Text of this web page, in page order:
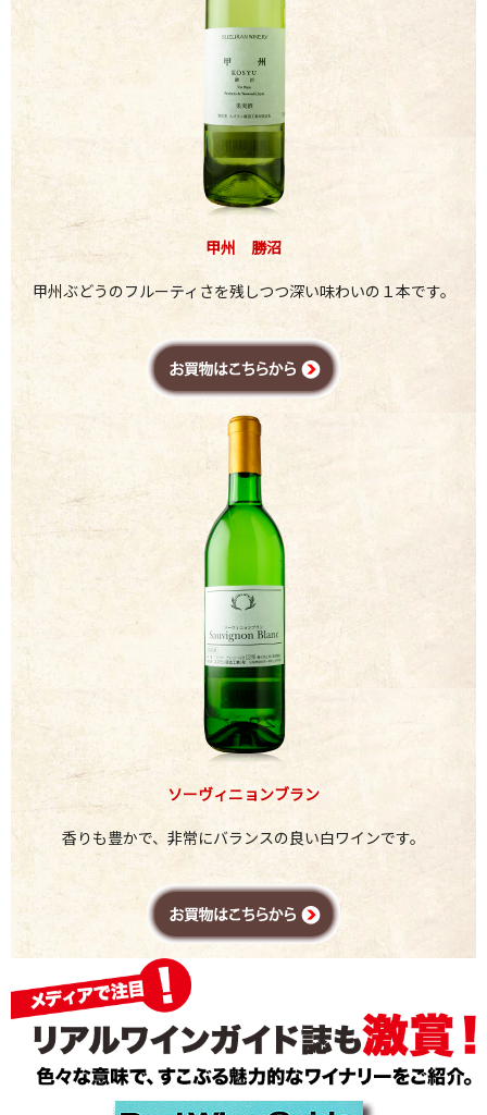
甲州 勝沼
甲州ぶどうのフルーティさを残しつつ深い味わいの１本です。
ソーヴィニョンブラン
香りも豊かで、非常にバランスの良い白ワインです。